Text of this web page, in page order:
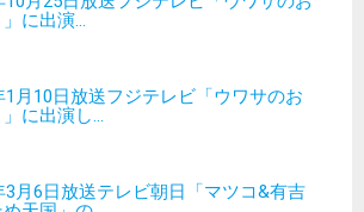
に出演...
1月10日放送フジテレビ「ウワサのお
に出演し...
3月6日放送テレビ朝日「マツコ&有吉